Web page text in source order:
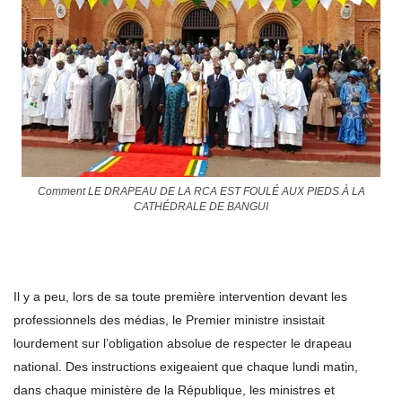
Comment LE DRAPEAU DE LA RCA EST FOULÉ AUX PIEDS À LA
CATHÉDRALE DE BANGUI
Il y a peu, lors de sa toute première intervention devant les
professionnels des médias, le Premier ministre insistait
lourdement sur l’obligation absolue de respecter le drapeau
national. Des instructions exigeaient que chaque lundi matin,
dans chaque ministère de la République, les ministres et